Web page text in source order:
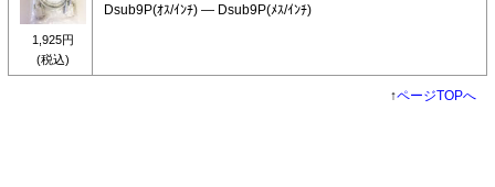
1,925円
(税込)
Dsub9P(ｵｽ/ｲﾝﾁ) ― Dsub9P(ﾒｽ/ｲﾝﾁ)
↑ページTOPへ